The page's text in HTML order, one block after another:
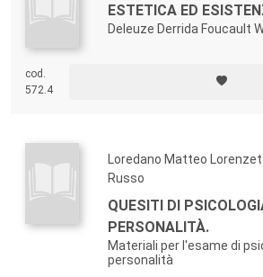
ESTETICA ED
Deleuze Derrida Foucault
cod.
572.4
Loredano Matteo
Russo
QUESITI DI
PERSONALITÀ.
Materiali per l'esame di
personalità